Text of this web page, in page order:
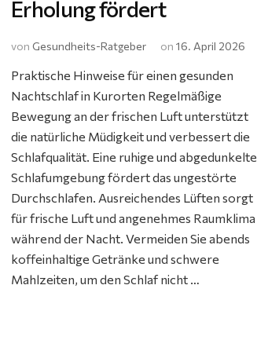
Erholung fördert
von Gesundheits-Ratgeber on16. April 2026
Praktische Hinweise für einen gesunden
Nachtschlaf in Kurorten Regelmäßige
Bewegung an der frischen Luft unterstützt
die natürliche Müdigkeit und verbessert die
Schlafqualität. Eine ruhige und abgedunkelte
Schlafumgebung fördert das ungestörte
Durchschlafen. Ausreichendes Lüften sorgt
für frische Luft und angenehmes Raumklima
während der Nacht. Vermeiden Sie abends
koffeinhaltige Getränke und schwere
Mahlzeiten, um den Schlaf nicht …